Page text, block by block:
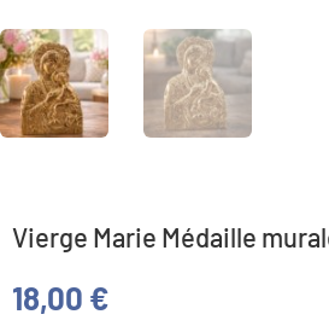
Vierge Marie Médaille
18,00 €